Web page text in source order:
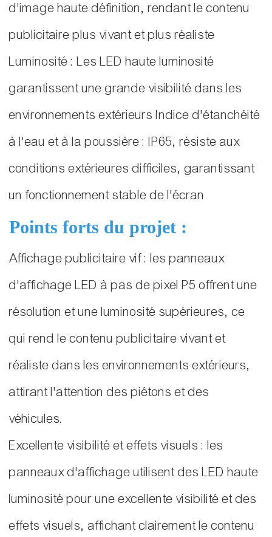
d'image haute définition, rendant le contenu
publicitaire plus vivant et plus réaliste
Luminosité : Les LED haute luminosité
garantissent une grande visibilité dans les
environnements extérieurs Indice d'étanchéité
à l'eau et à la poussière : IP65, résiste aux
conditions extérieures difficiles, garantissant
un fonctionnement stable de l'écran
Points forts du projet :
Affichage publicitaire vif : les panneaux
d'affichage LED à pas de pixel P5 offrent une
résolution et une luminosité supérieures, ce
qui rend le contenu publicitaire vivant et
réaliste dans les environnements extérieurs,
attirant l'attention des piétons et des
véhicules.
Excellente visibilité et effets visuels : les
panneaux d'affichage utilisent des LED haute
luminosité pour une excellente visibilité et des
effets visuels, affichant clairement le contenu